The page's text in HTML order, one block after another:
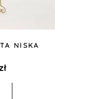
NISKA